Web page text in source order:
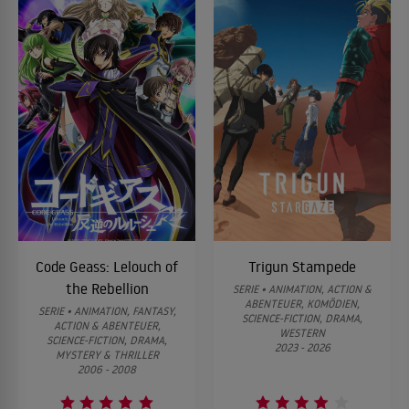
Code Geass: Lelouch of
the Rebellion
SERIE • ANIMATION, FANTASY,
ACTION & ABENTEUER,
SCIENCE-FICTION, DRAMA,
MYSTERY & THRILLER
2006 - 2008
Trigun Stampede
SERIE • ANIMATION, ACTION &
ABENTEUER, KOMÖDIEN,
SCIENCE-FICTION, DRAMA,
WESTERN
2023 - 2026